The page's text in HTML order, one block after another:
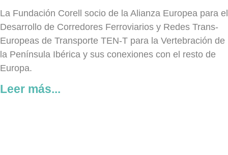
La Fundación Corell socio de la Alianza Europea para el
Desarrollo de Corredores Ferroviarios y Redes Trans-
Europeas de Transporte TEN-T para la Vertebración de
la Península Ibérica y sus conexiones con el resto de
Europa.
Leer más...